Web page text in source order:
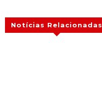
Notícias Relacionadas